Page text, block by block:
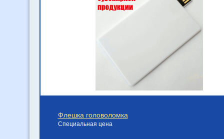
Флешка головоломка
Специальная цена